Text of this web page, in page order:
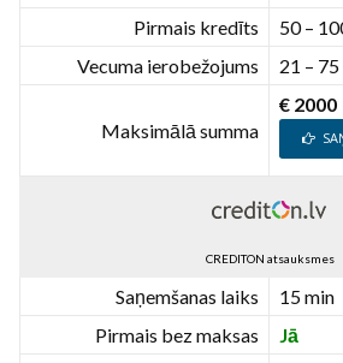
Pirmais kredīts
50 –
Vecuma ierobežojums
21 –
Maksimālā summa
€ 2000
CREDITON atsauksmes
Saņemšanas laiks
15 min
Pirmais bez maksas
Jā